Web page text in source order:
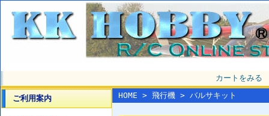
カートをみる
ご利用案内 HOME > 飛行機 > バルサキット